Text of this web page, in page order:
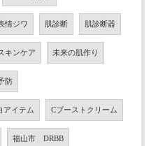
情ジワ 肌診断 肌診断器
キンケア 未来の肌作り
防
アイテム Cブーストクリーム
福山市 DRBB